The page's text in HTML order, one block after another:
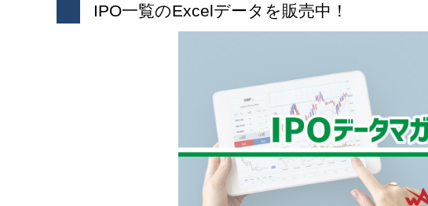
IPO一覧のExcelデータを販売中！